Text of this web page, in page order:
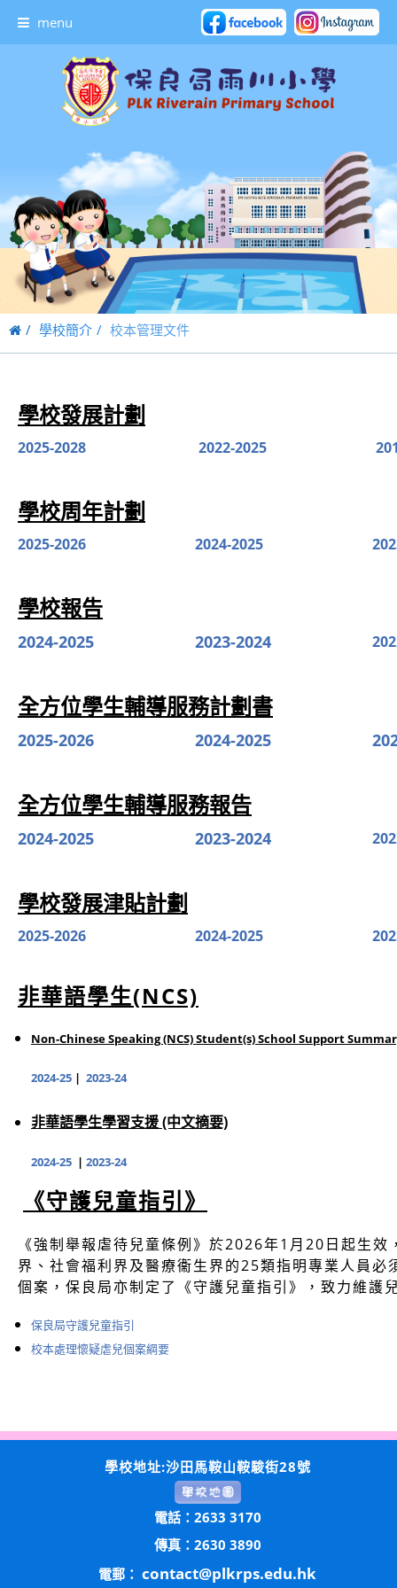
menu
學校簡介 校本管理文件
學校發展計劃
2025-2028 2022-2025
學校周年計劃
2025-2026 2024-2025
學校報告
2024-2025 2023-2024
全方位學生輔導服務計劃書
2025-2026 2024-2025
全方位學生輔導服務報告
2024-2025 2023-2024
學校發展津貼計劃
2025-2026 2024-2025
非華語學生(NCS)
Non-Chinese Speaking (NCS) Student(s) School Support
2024-25 | 2023-24
非華語學生學習支援 (中文摘要)
2024-25 | 2023-24
《守護兒童指引》
《強制舉報虐待兒童條例》於2026年1月20日起生效
界、社會福利界及醫療衞生界的25類指明專業人員必
個案，保良局亦制定了《守護兒童指引》，致力維護
保良局守護兒童指引
校本處理懷疑虐兒個案綱要
學校地址:沙田馬鞍山鞍駿街28號
電話：2633 3170
傳真：2630 3890
電郵： contact@plkrps.edu.hk